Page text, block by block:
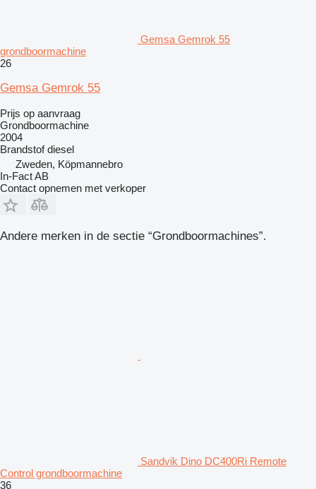
Gemsa Gemrok 55
grondboormachine
26
Gemsa Gemrok 55
Prijs op aanvraag
Grondboormachine
2004
Brandstof diesel
Zweden, Köpmannebro
In-Fact AB
Contact opnemen met verkoper
Andere merken in de sectie “Grondboormachines”.
Sandvik Dino DC400Ri Remote
Control grondboormachine
36